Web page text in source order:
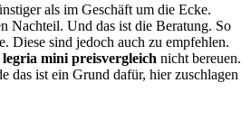
als im Geschäft um die Ecke.
Nachteil. Und das ist die Beratung. So
Diese sind jedoch auch zu empfehlen.
legria mini preisvergleich nicht bereuen.
ist ein Grund dafür, hier zuschlagen